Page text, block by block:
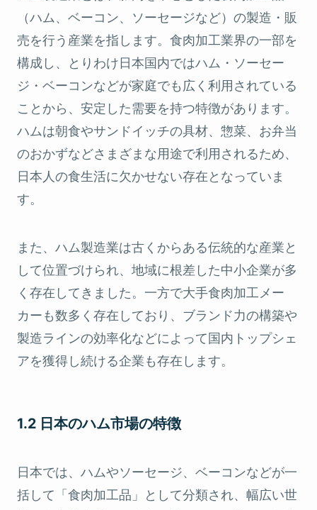
（ハム、ベーコン、ソーセージなど）の製造・販
売を行う産業を指します。食肉加工業界の一部を
構成し、とりわけ日本国内ではハム・ソーセー
ジ・ベーコンなどが家庭でも広く利用されている
ことから、安定した需要を持つ特徴があります。
ハムは朝食やサンドイッチの具材、惣菜、お弁当
のおかずなどさまざまな用途で利用されるため、
日本人の食生活に欠かせない存在となっていま
す。
また、ハム製造業は古くからある伝統的な産業と
して位置づけられ、地域に根差した中小企業が多
く存在してきました。一方で大手食肉加工メー
カーも数多く存在しており、ブランド力の構築や
製造ラインの効率化などによって国内トップシェ
アを獲得し続ける企業も存在します。
1.2 日本のハム市場の特徴
日本では、ハムやソーセージ、ベーコンなどが一
括して「食肉加工品」として分類され、幅広い世